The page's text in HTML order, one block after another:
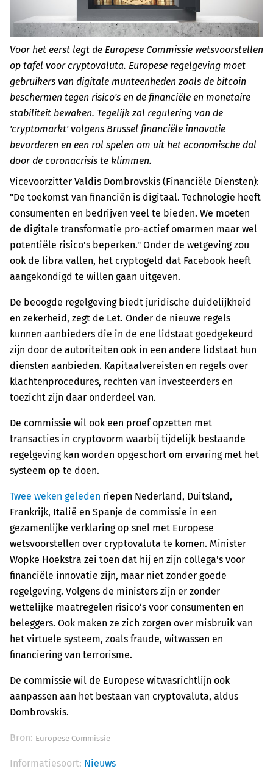
Voor het eerst legt de Europese Commissie wetsvoorstellen
op tafel voor cryptovaluta. Europese regelgeving moet
gebruikers van digitale munteenheden zoals de bitcoin
beschermen tegen risico's en de financiële en monetaire
stabiliteit bewaken. Tegelijk zal regulering van de
'cryptomarkt' volgens Brussel financiële innovatie
bevorderen en een rol spelen om uit het economische dal
door de coronacrisis te klimmen.
Vicevoorzitter Valdis Dombrovskis (Financiële Diensten):
"De toekomst van financiën is digitaal. Technologie heeft
consumenten en bedrijven veel te bieden. We moeten
de digitale transformatie pro-actief omarmen maar wel
potentiële risico's beperken." Onder de wetgeving zou
ook de libra vallen, het cryptogeld dat Facebook heeft
aangekondigd te willen gaan uitgeven.
De beoogde regelgeving biedt juridische duidelijkheid
en zekerheid, zegt de Let. Onder de nieuwe regels
kunnen aanbieders die in de ene lidstaat goedgekeurd
zijn door de autoriteiten ook in een andere lidstaat hun
diensten aanbieden. Kapitaalvereisten en regels over
klachtenprocedures, rechten van investeerders en
toezicht zijn daar onderdeel van.
De commissie wil ook een proef opzetten met
transacties in cryptovorm waarbij tijdelijk bestaande
regelgeving kan worden opgeschort om ervaring met het
systeem op te doen.
Twee weken geleden riepen Nederland, Duitsland,
Frankrijk, Italië en Spanje de commissie in een
gezamenlijke verklaring op snel met Europese
wetsvoorstellen over cryptovaluta te komen. Minister
Wopke Hoekstra zei toen dat hij en zijn collega's voor
financiële innovatie zijn, maar niet zonder goede
regelgeving. Volgens de ministers zijn er zonder
wettelijke maatregelen risico’s voor consumenten en
beleggers. Ook maken ze zich zorgen over misbruik van
het virtuele systeem, zoals fraude, witwassen en
financiering van terrorisme.
De commissie wil de Europese witwasrichtlijn ook
aanpassen aan het bestaan van cryptovaluta, aldus
Dombrovskis.
Bron: Europese Commissie
Informatiesoort: Nieuws